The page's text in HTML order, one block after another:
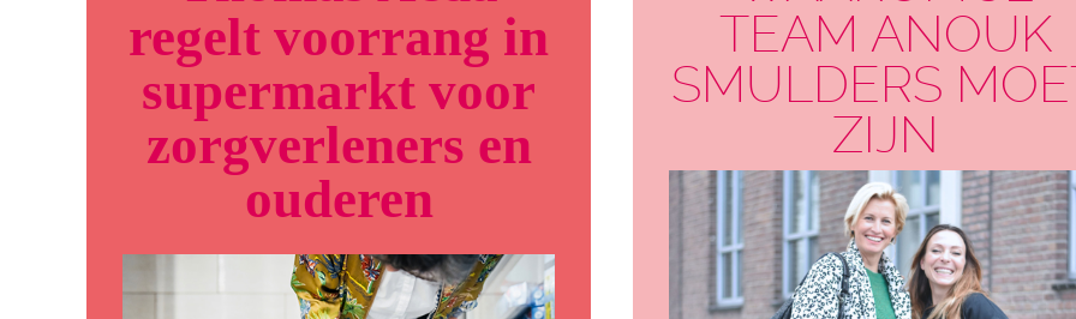
regelt voorrang in
supermarkt voor
zorg­­verleners en
ouderen
TEAM ANOUK
SMULDERS
ZIJN